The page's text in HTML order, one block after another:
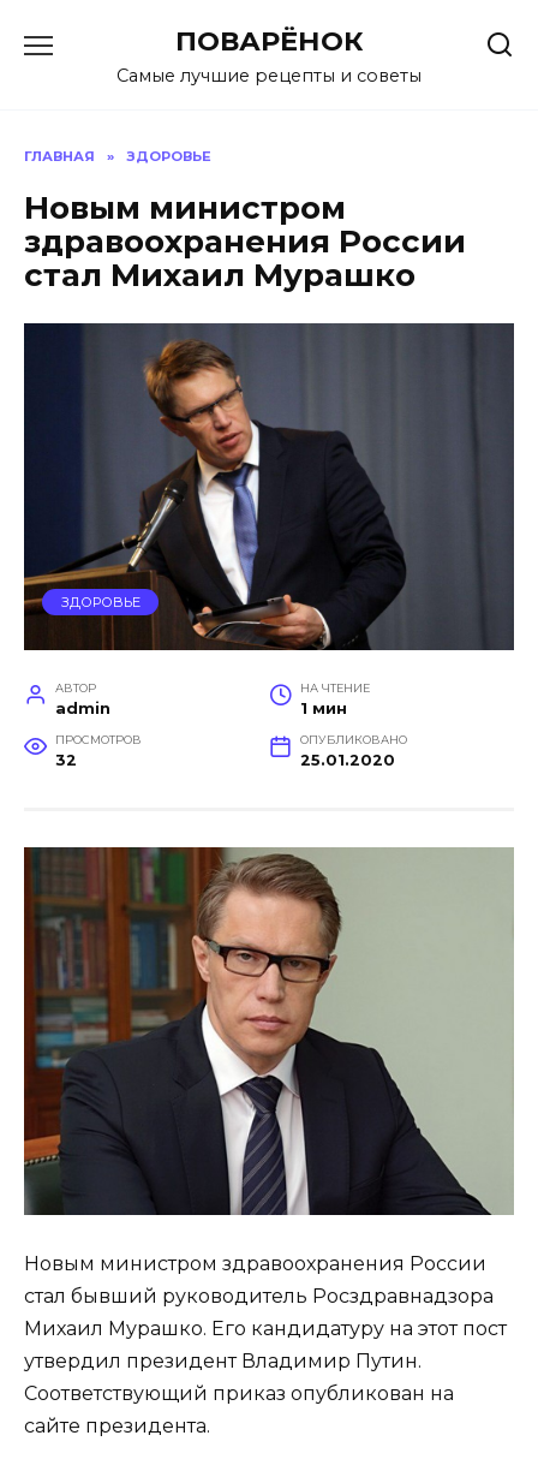
содержанию
ПОВАРЁНОК
Самые лучшие рецепты и советы
ГЛАВНАЯ » ЗДОРОВЬЕ
Новым министром
здравоохранения России
стал Михаил Мурашко
ЗДОРОВЬЕ
АВТОР
admin
НА ЧТЕНИЕ
1 мин
ПРОСМОТРОВ
32
ОПУБЛИКОВАНО
25.01.2020
Новым министром здравоохранения России
стал бывший руководитель Росздравнадзора
Михаил Мурашко. Его кандидатуру на этот пост
утвердил президент Владимир Путин.
Соответствующий приказ опубликован на
сайте президента.